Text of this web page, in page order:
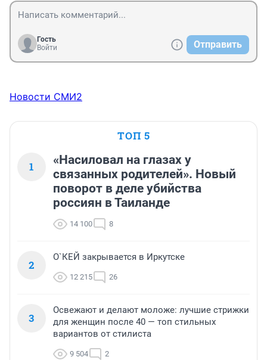
Гость
Войти
Отправить
Новости СМИ2
ТОП 5
1
«Насиловал на глазах у
связанных родителей». Новый
поворот в деле убийства
россиян в Таиланде
14 100 8
2
О`КЕЙ закрывается в Иркутске
12 215 26
3
Освежают и делают моложе: лучшие стрижки
для женщин после 40 — топ стильных
вариантов от стилиста
9 504 2